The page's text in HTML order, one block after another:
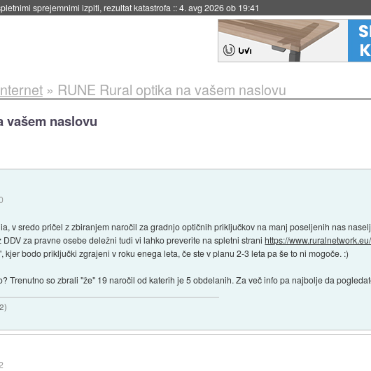
svojo raketo za večkratno uporabo::4. avg 2026 ob 19:41
» RUNE Rural optika na vašem naslovu
vašem naslovu
v sredo pričel z zbiranjem naročil za gradnjo optičnih priključkov na manj poseljenih nas
DDV za pravne osebe deležni tudi vi lahko preverite na spletni stranihttps://
kjer bodo priključki zgrajeni v roku enega leta, če ste v planu 2-3 leta pa še to ni mogoče. :)
Trenutno so zbrali "že" 19 naročil od katerih je 5 obdelanih. Za več info pa najbolje da